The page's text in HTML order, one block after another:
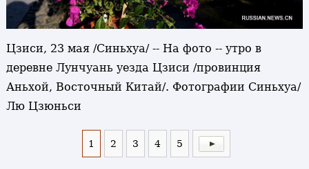
Цзиси, 23 мая /Синьхуа/ -- На фото -- утро в
деревне Лунчуань уезда Цзиси /провинция
Аньхой, Восточный Китай/. Фотографии Синьхуа/
Лю Цзюньси
1 2 3 4 5